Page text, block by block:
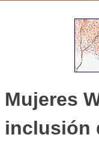
Mujeres
inclusión